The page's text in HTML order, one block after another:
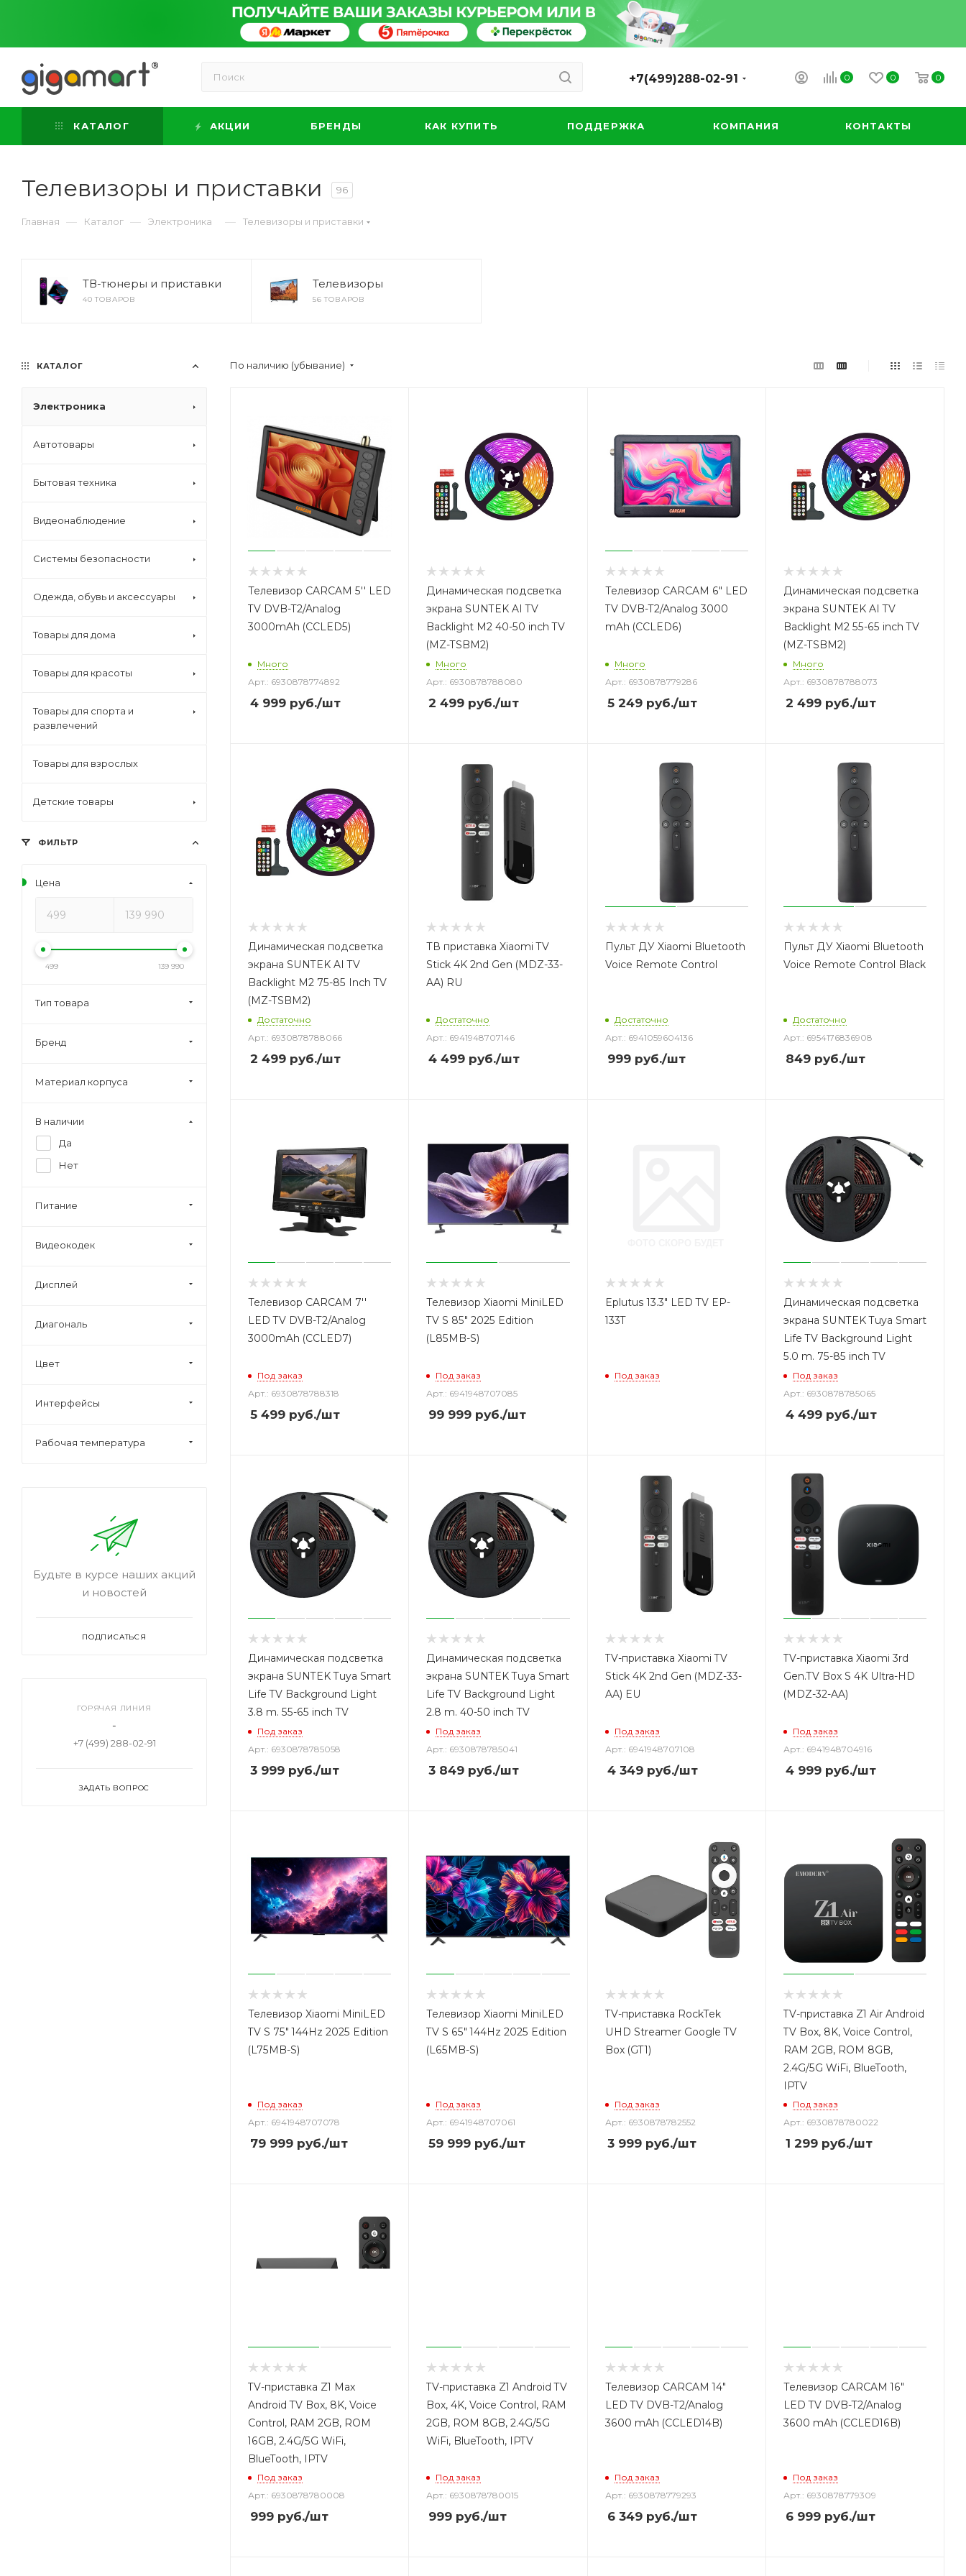
0 0 0
+7(499)288-02-91
КАТАЛОГ АКЦИИ БРЕНДЫ КАК КУПИТЬ ПОДДЕРЖКА КОМПАНИЯ КОНТАКТЫ
Телевизоры и приставки 96
Главная — Каталог — Электроника — Телевизоры и приставки
ТВ-тюнеры и приставки
40 ТОВАРОВ
Телевизоры
56 ТОВАРОВ
По наличию (убывание)
Телевизор CARCAM 5'' LED
TV DVB-T2/Analog
3000mAh (ССLED5)
Много
Арт.: 6930878774892
4 999 руб./шт
Динамическая подсветка
экрана SUNTEK AI TV
Backlight M2 40-50 inch TV
(MZ-TSBM2)
Много
Арт.: 6930878788080
2 499 руб./шт
Телевизор CARCAM 6" LED
TV DVB-T2/Analog 3000
mAh (CCLED6)
Много
Арт.: 6930878779286
5 249руб./шт
Динамическая подсветка
экрана SUNTEK AI TV
Backlight M2 55-65 inch TV
(MZ-TSBM2)
Много
Арт.: 6930878788073
2 499руб./шт
Динамическая подсветка
экрана SUNTEK AI TV
Backlight M2 75-85 Inch TV
(MZ-TSBM2)
Достаточно
Арт.: 6930878788066
2 499 руб./шт
ТВ приставка Xiaomi TV
Stick 4K 2nd Gen (MDZ-33-
AA) RU
Достаточно
Арт.: 6941948707146
4 499 руб./шт
Пульт ДУ Xiaomi Bluetooth
Voice Remote Control
Достаточно
Арт.: 6941059604136
999руб./шт
Пульт ДУ Xiaomi Bluetooth
Voice Remote Control Black
Достаточно
Арт.: 6954176836908
849руб./шт
Телевизор CARCAM 7''
LED TV DVB-T2/Analog
3000mAh (ССLED7)
Под заказ
Арт.: 6930878788318
5 499 руб./шт
Телевизор Xiaomi MiniLED
TV S 85" 2025 Edition
(L85MB-S)
Под заказ
Арт.: 6941948707085
99 999 руб./шт
Eplutus 13.3" LED TV EP-
133T
Под заказ
Динамическая подсветка
экрана SUNTEK Tuya Smart
Life TV Background Light
5.0 m. 75-85 inch TV
Под заказ
Арт.: 6930878785065
4 499руб./шт
Динамическая подсветка
экрана SUNTEK Tuya Smart
Life TV Background Light
3.8 m. 55-65 inch TV
Под заказ
Арт.: 6930878785058
3 999 руб./шт
Динамическая подсветка
экрана SUNTEK Tuya Smart
Life TV Background Light
2.8 m. 40-50 inch TV
Под заказ
Арт.: 6930878785041
3 849 руб./шт
TV-приставка Xiaomi TV
Stick 4K 2nd Gen (MDZ-33-
AA) EU
Под заказ
Арт.: 6941948707108
4 349руб./шт
TV-приставка Xiaomi 3rd
Gen.TV Box S 4K Ultra-HD
(MDZ-32-AA)
Под заказ
Арт.: 6941948704916
4 999руб./шт
Телевизор Xiaomi MiniLED
TV S 75" 144Hz 2025 Edition
(L75MB-S)
Под заказ
Арт.: 6941948707078
79 999 руб./шт
Телевизор Xiaomi MiniLED
TV S 65" 144Hz 2025 Edition
(L65MB-S)
Под заказ
Арт.: 6941948707061
59 999 руб./шт
TV-приставка RockTek
UHD Streamer Google TV
Box (GT1)
Под заказ
Арт.: 6930878782552
3 999руб./шт
TV-приставка Z1 Air Android
TV Box, 8K, Voice Control,
RAM 2GB, ROM 8GB,
2.4G/5G WiFi, BlueTooth,
IPTV
Под заказ
Арт.: 6930878780022
1 299руб./шт
TV-приставка Z1 Max
Android TV Box, 8K, Voice
Control, RAM 2GB, ROM
16GB, 2.4G/5G WiFi,
BlueTooth, IPTV
Под заказ
Арт.: 6930878780008
999 руб./шт
TV-приставка Z1 Android TV
Box, 4K, Voice Control, RAM
2GB, ROM 8GB, 2.4G/5G
WiFi, BlueTooth, IPTV
Под заказ
Арт.: 6930878780015
999 руб./шт
Телевизор CARCAM 14"
LED TV DVB-T2/Analog
3600 mAh (CCLED14B)
Под заказ
Арт.: 6930878779293
6 349руб./шт
Телевизор CARCAM 16"
LED TV DVB-T2/Analog
3600 mAh (CCLED16B)
Под заказ
Арт.: 6930878779309
6 999руб./шт
КАТАЛОГ
Электроника
Автотовары
Бытовая техника
Видеонаблюдение
Системы безопасности
Одежда, обувь и аксессуары
Товары для дома
Товары для красоты
Товары для спорта и
развлечений
Товары для взрослых
Детские товары
ФИЛЬТР
Цена
499 139 990
Тип товара
Бренд
Материал корпуса
В наличии
Да
Нет
Питание
Видеокодек
Дисплей
Диагональ
Цвет
Интерфейсы
Рабочая температура
Будьте в курсе наших акций
и новостей
ПОДПИСАТЬСЯ
ГОРЯЧАЯ ЛИНИЯ
-
+7 (499) 288-02-91
ЗАДАТЬ ВОПРОС